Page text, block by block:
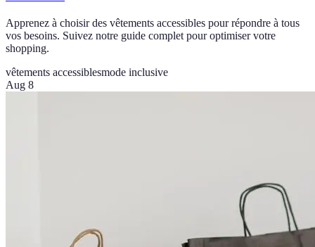
Apprenez à choisir des vêtements accessibles pour répondre à tous
vos besoins. Suivez notre guide complet pour optimiser votre
shopping.
vêtements accessiblesmode inclusive
Aug 8